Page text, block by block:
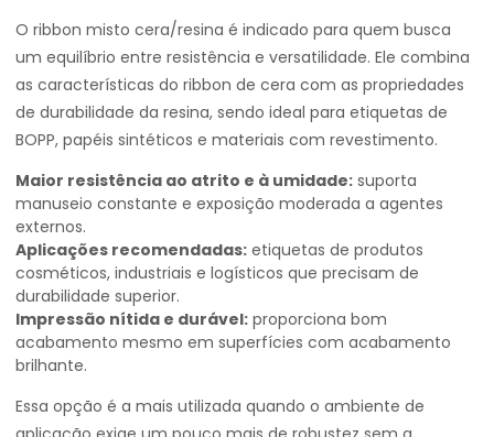
O ribbon misto cera/resina é indicado para quem busca
um equilíbrio entre resistência e versatilidade. Ele combina
as características do ribbon de cera com as propriedades
de durabilidade da resina, sendo ideal para etiquetas de
BOPP, papéis sintéticos e materiais com revestimento.
Maior resistência ao atrito e à umidade: suporta
manuseio constante e exposição moderada a agentes
externos.
Aplicações recomendadas: etiquetas de produtos
cosméticos, industriais e logísticos que precisam de
durabilidade superior.
Impressão nítida e durável: proporciona bom
acabamento mesmo em superfícies com acabamento
brilhante.
Essa opção é a mais utilizada quando o ambiente de